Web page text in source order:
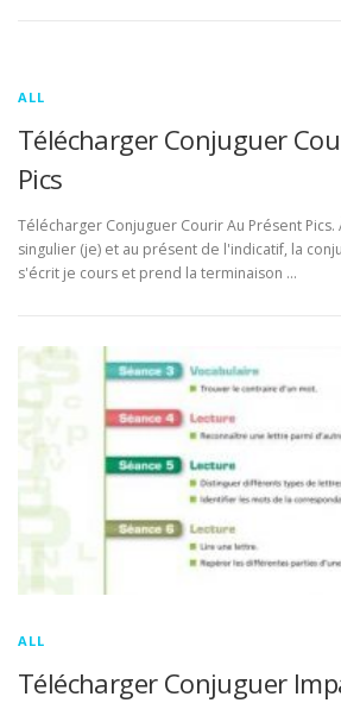
ALL
Télécharger Conjuguer
Pics
Télécharger Conjuguer Courir Au Présent
singulier (je) et au présent de l'indicatif, la
s'écrit je cours et prend la terminaison …
ALL
Télécharger Conjuguer